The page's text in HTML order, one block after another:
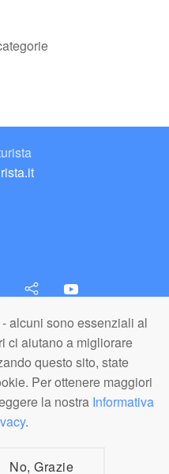
alcuni sono essenziali al
ci aiutano a migliorare
questo sito, state
Per ottenere maggiori
la nostra Informativa
.
No, Grazie
Italiana (APS)
in questo sito è di proprietà di
aps (o dei relativi autori,
A.N.ITA. e italiaNATURISTA